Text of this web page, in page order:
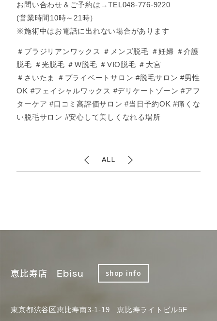
お問い合わせ＆ご予約は→TEL048-776-9220
(営業時間10時～21時）
※施術中はお電話に出れない場合があります
＃ブラジリアンワックス ＃メンズ脱毛 ＃妊婦 ＃介護
脱毛 ＃光脱毛 ＃W脱毛 ＃VIO脱毛 ＃大宮
＃さいたま ＃プライベートサロン #脱毛サロン #男性
OK #フェイシャルワックス #デリケートゾーン #アフ
ターケア #口コミ高評価サロン #当日予約OK #痛くな
い脱毛サロン #安心して美しくなれる場所
ALL
恵比寿店 Ebisu shop info
東京都渋谷区恵比寿南3-1-19 恵比寿ライトビル5F